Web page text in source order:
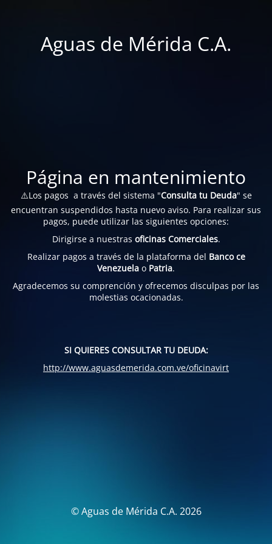
Aguas de Mérida C.A.
Página en mantenimiento
⚠️Los pagos a través del sistema "Consulta tu Deuda" se
encuentran suspendidos hasta nuevo aviso. Para realizar sus
pagos, puede utilizar las siguientes opciones:
Dirigirse a nuestras oficinas Comerciales.
Realizar pagos a través de la plataforma del Banco ce
Venezuela o Patria.
Agradecemos su comprención y ofrecemos disculpas por las
molestias ocacionadas.
SI QUIERES CONSULTAR TU DEUDA:
http://www.aguasdemerida.com.ve/oficinavirt
© Aguas de Mérida C.A. 2026